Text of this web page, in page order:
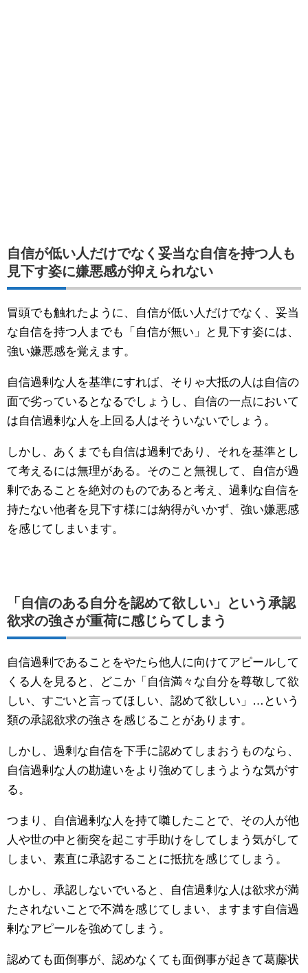
自信が低い人だけでなく妥当な自信を持つ人も
見下す姿に嫌悪感が抑えられない
冒頭でも触れたように、自信が低い人だけでなく、妥当
な自信を持つ人までも「自信が無い」と見下す姿には、
強い嫌悪感を覚えます。
自信過剰な人を基準にすれば、そりゃ大抵の人は自信の
面で劣っているとなるでしょうし、自信の一点において
は自信過剰な人を上回る人はそういないでしょう。
しかし、あくまでも自信は過剰であり、それを基準とし
て考えるには無理がある。そのこと無視して、自信が過
剰であることを絶対のものであると考え、過剰な自信を
持たない他者を見下す様には納得がいかず、強い嫌悪感
を感じてしまいます。
「自信のある自分を認めて欲しい」という承認
欲求の強さが重荷に感じらてしまう
自信過剰であることをやたら他人に向けてアピールして
くる人を見ると、どこか「自信満々な自分を尊敬して欲
しい、すごいと言ってほしい、認めて欲しい」…という
類の承認欲求の強さを感じることがあります。
しかし、過剰な自信を下手に認めてしまおうものなら、
自信過剰な人の勘違いをより強めてしまうような気がす
る。
つまり、自信過剰な人を持て囃したことで、その人が他
人や世の中と衝突を起こす手助けをしてしまう気がして
しまい、素直に承認することに抵抗を感じてしまう。
しかし、承認しないでいると、自信過剰な人は欲求が満
たされないことで不満を感じてしまい、ますます自信過
剰なアピールを強めてしまう。
認めても面倒事が、認めなくても面倒事が起きて葛藤状